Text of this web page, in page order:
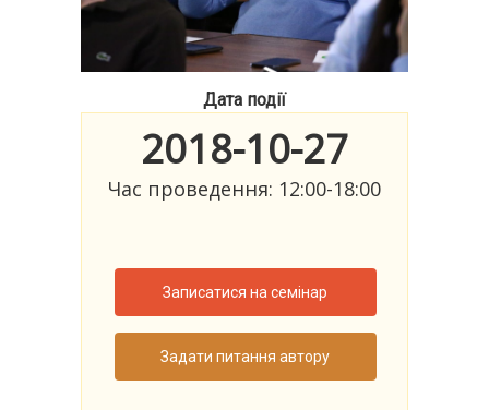
Дата події
2018-10-27
Час проведення: 12:00-18:00
Записатися на семінар
Задати питання автору